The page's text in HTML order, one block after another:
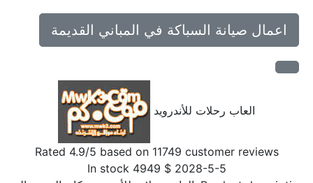
اعمال صيانة السباكة في المباني القديمة
العاب رحلات للأندرويد
Rated4.9/5 based on11749customer reviews
2028-5-5
$
4949
In stock